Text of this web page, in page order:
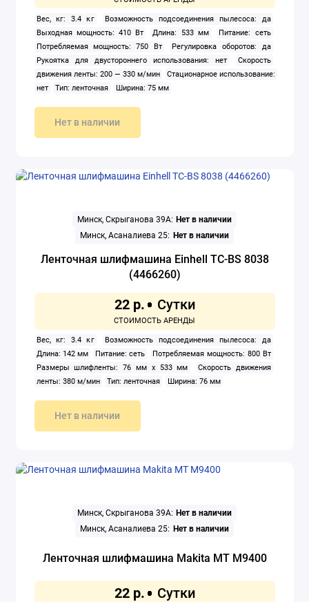
Электропилы
Электрорезы
Электрорубанки
Показать все
Вес, кг: 3.4 кг
Возможность подсоединения пылесоса: да
Выходная мощность: 410 Вт
Длина: 533 мм
Питание: сеть
Потребляемая мощность: 750 Вт
Регулировка оборотов: да
Рукоятка для двустороннего использования: нет
Скорость
движения ленты: 200 — 330 м/мин
Стационарное использование:
нет
Тип: ленточная Ширина: 75 мм
Нет в наличии
Минск, Скрыганова 39А: Нет в наличии
Минск, Асаналиева 25: Нет в наличии
Ленточная шлифмашина Einhell TC-BS 8038
(4466260)
22 р.
Вес, кг: 3.4 кг
Возможность подсоединения пылесоса: да
Длина: 142 мм
Питание: сеть
Потребляемая мощность: 800 Вт
Размеры шлифленты: 76 мм х 533 мм
Скорость движения
ленты: 380 м/мин
Тип: ленточная Ширина: 76 мм
Нет в наличии
Минск, Скрыганова 39А: Нет в наличии
Минск, Асаналиева 25: Нет в наличии
Ленточная шлифмашина Makita MT M9400
22 р.